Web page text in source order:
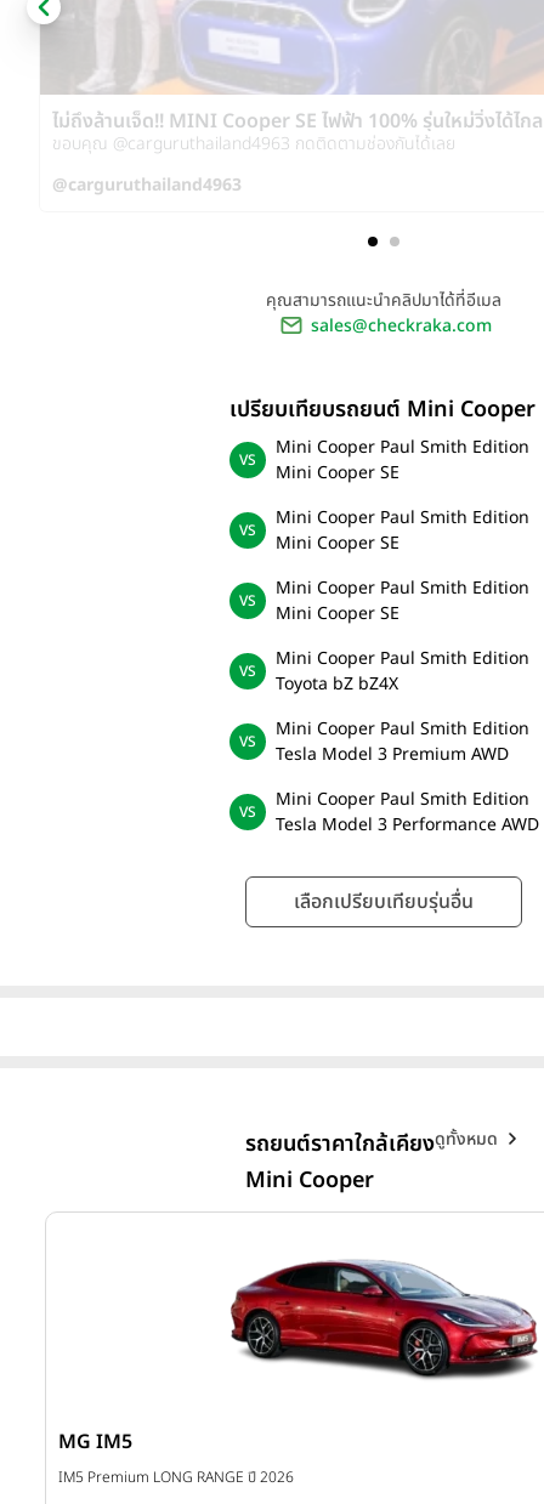
ไม่ถึงล้านเจ็ด!! MINI Cooper SE ไฟฟ้า 100% รุ่นใหม่วิ่งได้ไก
กว่าเดิมเยอะ
ขอบคุณ @carguruthailand4963 กดติดตามช่องกันได้เลย
@carguruthailand4963
คุณสามารถแนะนำคลิปมาได้ที่อีเมล
sales@checkraka.com
เปรียบเทียบรถยนต์ Mini Cooper
Mini Cooper Paul Smith Edition
Mini Cooper SE
Mini Cooper Paul Smith Edition
Mini Cooper SE
Mini Cooper Paul Smith Edition
Mini Cooper SE
Mini Cooper Paul Smith Edition
Toyota bZ bZ4X
Mini Cooper Paul Smith Edition
Tesla Model 3 Premium AWD
Mini Cooper Paul Smith Edition
Tesla Model 3 Performance AWD
เลือกเปรียบเทียบรุ่นอื่น
รถยนต์ราคาใกล้เคียง
Mini Cooper
ดูทั้งหมด
MG IM5
IM5 Premium LONG RANGE ปี 2026